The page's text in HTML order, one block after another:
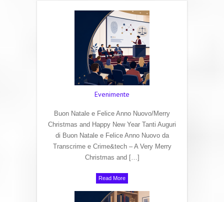
Evenimente
Buon Natale e Felice Anno Nuovo/Merry
Christmas and Happy New Year Tanti Auguri
di Buon Natale e Felice Anno Nuovo da
Transcrime e Crime&tech – A Very Merry
Christmas and […]
Read More